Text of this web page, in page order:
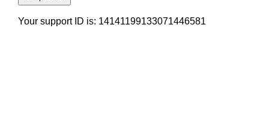
Your support ID is: 14141199133071446581